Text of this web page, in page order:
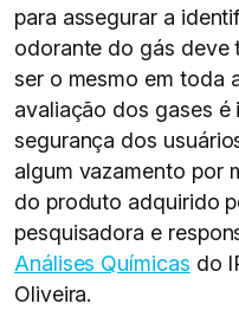
para assegurar a
odorante do gás deve
ser o mesmo em toda
avaliação dos gases é
segurança dos
algum vazamento por
do produto adquirido
pesquisadora e
Análises Químicas do
Oliveira.